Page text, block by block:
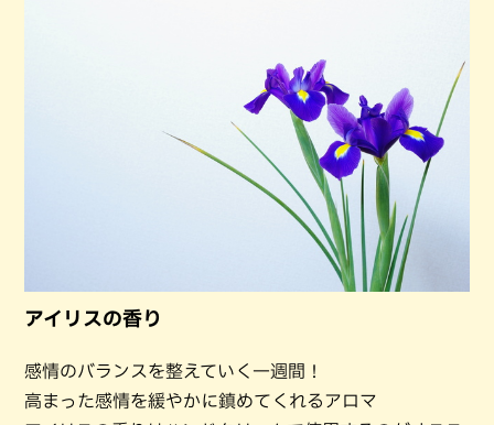
アイリスの香り
感情のバランスを整えていく一週間！
高まった感情を緩やかに鎮めてくれるアロマ